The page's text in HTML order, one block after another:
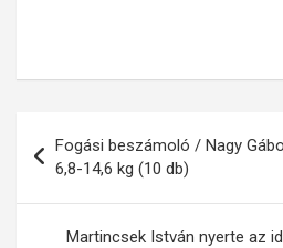
navigáció
Fogási beszámoló / Nagy
6,8-14,6 kg (10 db)
Martincsek István nyerte az